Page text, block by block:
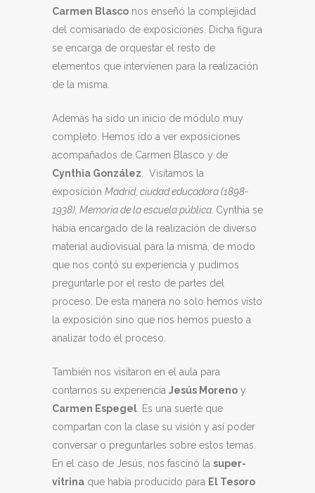
Carmen Blasco nos enseñó la complejidad
del comisariado de exposiciones. Dicha figura
se encarga de orquestar el resto de
elementos que intervienen para la realización
de la misma.
Además ha sido un inicio de módulo muy
completo. Hemos ido a ver exposiciones
acompañados de Carmen Blasco y de
Cynthia González . Visitamos la
exposición Madrid, ciudad educadora (1898-
1938), Memoria de la escuela pública. Cynthia se
había encargado de la realización de diverso
material audiovisual para la misma, de modo
que nos contó su experiencia y pudimos
preguntarle por el resto de partes del
proceso. De esta manera no solo hemos visto
la exposición sino que nos hemos puesto a
analizar todo el proceso.
También nos visitaron en el aula para
contarnos su experiencia Jesús Moreno y
Carmen Espegel . Es una suerte que
compartan con la clase su visión y así poder
conversar o preguntarles sobre estos temas.
En el caso de Jesús, nos fascinó la super-
vitrina que había producido para El Tesoro